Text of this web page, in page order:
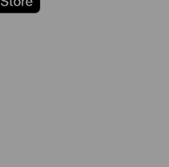
Store